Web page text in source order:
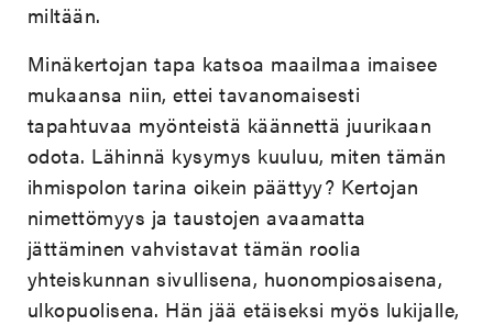
miltään.
Minäkertojan tapa katsoa maailmaa imaisee
mukaansa niin, ettei tavanomaisesti
tapahtuvaa myönteistä käännettä juurikaan
odota. Lähinnä kysymys kuuluu, miten tämän
ihmispolon tarina oikein päättyy? Kertojan
nimettömyys ja taustojen avaamatta
jättäminen vahvistavat tämän roolia
yhteiskunnan sivullisena, huonompiosaisena,
ulkopuolisena. Hän jää etäiseksi myös lukijalle,